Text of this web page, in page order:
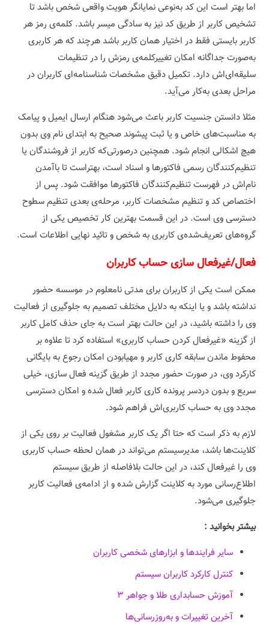
اما بهتر است این کد به‌نوعی نمایانگر هویت واقعی شخص باشد تا
تشخیص کاربر از طریق کد نیز به سادگی میسر باشد. کلمه‌ی رمز هر
کاربر بایستی فقط در اختیار همان کاربر باشد هرچند که هر کاربری
به‌صورت جداگانه امکان تغییرکلمه‌ی رمزش را در تنظیمات
سلیقه‌ای‌اش دارد. تکمیل دقیق مشخصات شناسنامه‌ای کاربران در
مراحل بعدی به‌کار می‌آید.
مثلا دانستن جنسیت کاربر باعث می‌شود هنگام ارسال ایمیل و پیامک
به‌ مناسبت‌های خاص و یا ثبت پیشوند صحیح به ابتدای نام‌ وی بدون
هیچ اشکالی انجام شود. همچنین درصورتی‌که کاربر از فروشندگان یا
تنظیم‌کنندگان رسمی فاکتورها و اسناد است، بهتراست تا باآمدن
نام‌اش در فهرست تنظیم‌کنندگان فاکتورها موافقت شود. پس از
اختصاص کد و تنظیم مشخصات کاربر، مرحله‌ی بعدی تنظیم سطوح
دسترسی وی است. در این قسمت بهترین کار تخصیص یکی از
گروه‌های تعریف‌شده‌ی کاربری به شخص و تائید نهایی اطلاعات است.
فعال/غیرفعال سازی حساب کاربران
ممکن است یکی از کاربران برای مدتی نامعلوم در موسسه حضور
نداشته باشد و یا اینکه به دلایل مختلف تصمیم به جلوگیری از فعالیت
وی را داشته باشید، در این حالت بهتر است به جای حذف کامل کاربر
از گزینه «غیرفعال کردن حساب کاربری» استفاده کرد تا علاوه بر
محفوط ماندن سابقه کاری کاربر و مهیابودن امکان رجوع به بایگانی
کارکرد وی، در صورت حضور مجدد از طریق گزینه فعال سازی، خیلی
سریع و بدون دردسر پرونده کاری کاربر فعال شده و امکان دسترسی
مجدد وی به حساب کاربری‌اش فراهم شود.
لازم به ذکر است که حتا اگر یک کاربر مشغول فعالیت بر روی یکی از
کلاینت‌ها باشد، مدیرسیستم می‌تواند در همان لحظه حساب کاربری
وی را غیرفعال کند، در این حالت بلافاصله از طریق سیستم
اطلاع‌رسانی مورد به کلاینت گزارش شده و از ادامه‌ی فعالیت کاربر
جلوگیری می‌شود.
بیشتر بخوانید :
سایر فرایندها و ابزارهای شخصی کاربران
کنترل کارکرد کاربران سیستم
آموزش حسابداری طلا و جواهر ۳
آخرین تغییرات و به‌روزرسانی‌ها